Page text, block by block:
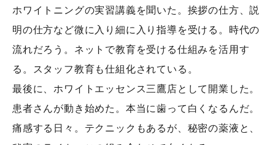
ホワイトニングの実習講義を聞いた。挨拶の仕方、説
明の仕方など微に入り細に入り指導を受ける。時代の
流れだろう。ネットで教育を受ける仕組みを活用す
る。スタッフ教育も仕組化されている。
最後に、ホワイトエッセンス三鷹店として開業した。
患者さんが動き始めた。本当に歯って白くなるんだ。
痛感する日々。テクニックもあるが、秘密の薬液と、